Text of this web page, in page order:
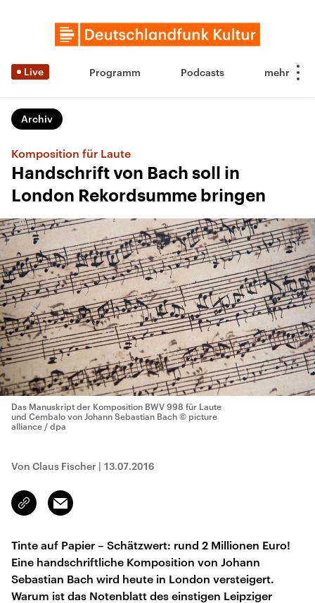
Live Programm Podcasts
Archiv
Komposition für Laute
Handschrift von Bach soll in
London Rekordsumme bringen
Das Manuskript der Komposition BWV 998 für Laute
und Cembalo von Johann Sebastian Bach © picture
alliance / dpa
Von Claus Fischer | 13.07.2016
Link
kopieren/teilen
Email
Tinte auf Papier – Schätzwert: rund 2 Millionen Euro!
Eine handschriftliche Komposition von Johann
Sebastian Bach wird heute in London versteigert.
Warum ist das Notenblatt des einstigen Leipziger